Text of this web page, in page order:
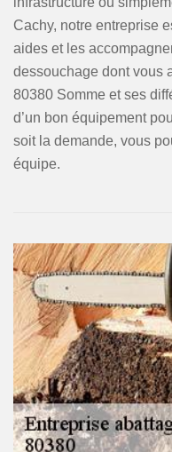
Cachy, notre entreprise
aides et les
dessouchage dont vous
80380 Somme et ses
d’un bon équipement
soit la demande, vous
équipe.